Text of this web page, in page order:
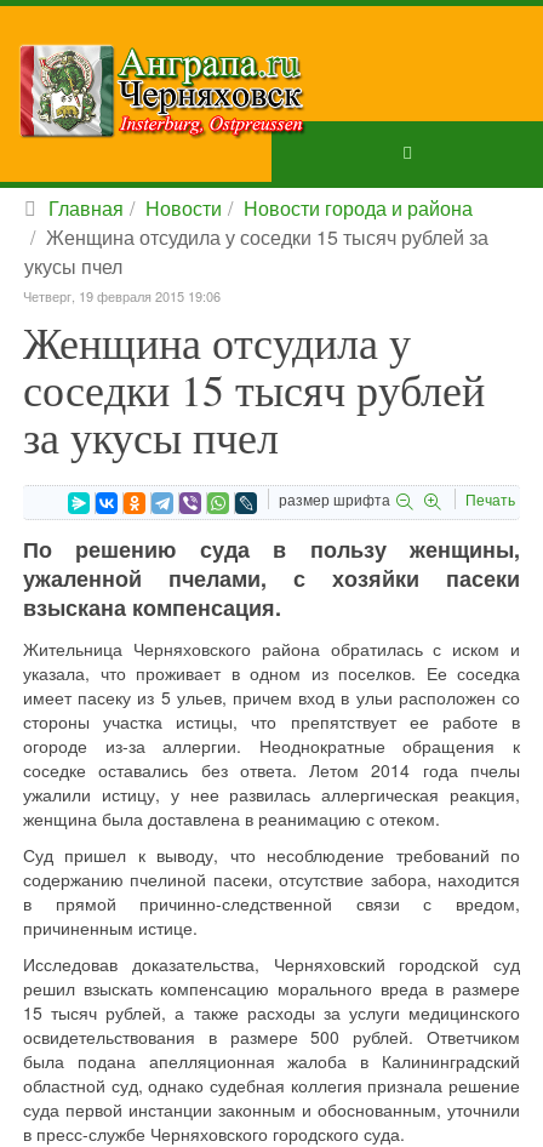
Главная Новости
Новости города и района
Женщина отсудила у соседки 15 тысяч рублей за
укусы пчел
Четверг, 19 февраля 2015 19:06
Женщина отсудила у
соседки 15 тысяч рублей
за укусы пчел
размер шрифта Печать
По решению суда в пользу женщины,
ужаленной пчелами, с хозяйки пасеки
взыскана компенсация.
Жительница Черняховского района обратилась с иском и
указала, что проживает в одном из поселков. Ее соседка
имеет пасеку из 5 ульев, причем вход в ульи расположен со
стороны участка истицы, что препятствует ее работе в
огороде из-за аллергии. Неоднократные обращения к
соседке оставались без ответа. Летом 2014 года пчелы
ужалили истицу, у нее развилась аллергическая реакция,
женщина была доставлена в реанимацию с отеком.
Суд пришел к выводу, что несоблюдение требований по
содержанию пчелиной пасеки, отсутствие забора, находится
в прямой причинно-следственной связи с вредом,
причиненным истице.
Исследовав доказательства, Черняховский городской суд
решил взыскать компенсацию морального вреда в размере
15 тысяч рублей, а также расходы за услуги медицинского
освидетельствования в размере 500 рублей. Ответчиком
была подана апелляционная жалоба в Калининградский
областной суд, однако судебная коллегия признала решение
суда первой инстанции законным и обоснованным, уточнили
в пресс-службе Черняховского городского суда.